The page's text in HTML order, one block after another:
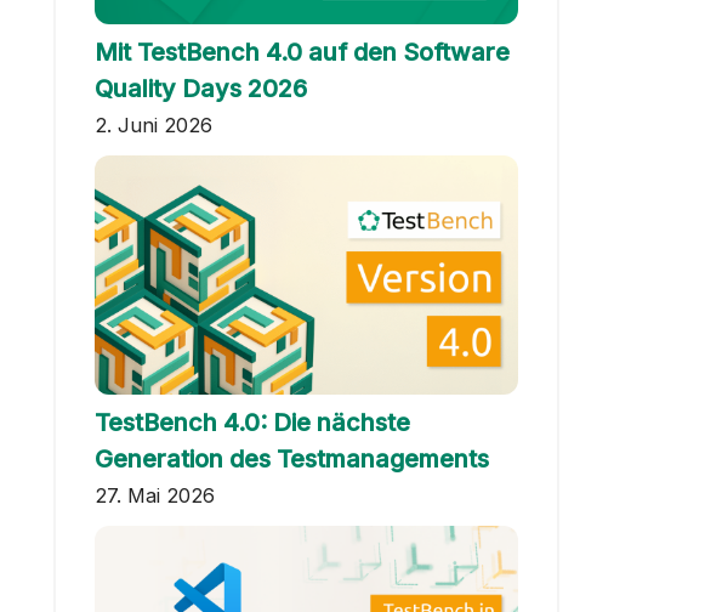
Mit TestBench 4.0 auf den Software
Quality Days 2026
2. Juni 2026
TestBench 4.0: Die nächste
Generation des Testmanagements
27. Mai 2026